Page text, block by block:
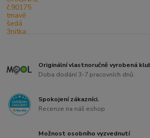
Originální vlastnoručně vyrobená
Doba dodání 3-7 pracovních dnů.
Spokojení zákazníci.
Recenze na náš eshop
Možnost osobního vyzvednutí